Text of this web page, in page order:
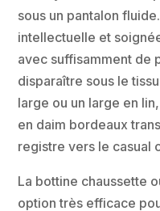
sous un pantalon
intellectuelle et
avec suffisamment de
disparaître sous le
large ou un large en
en daim bordeaux
registre vers le casual
La bottine chaussette
option très efficace